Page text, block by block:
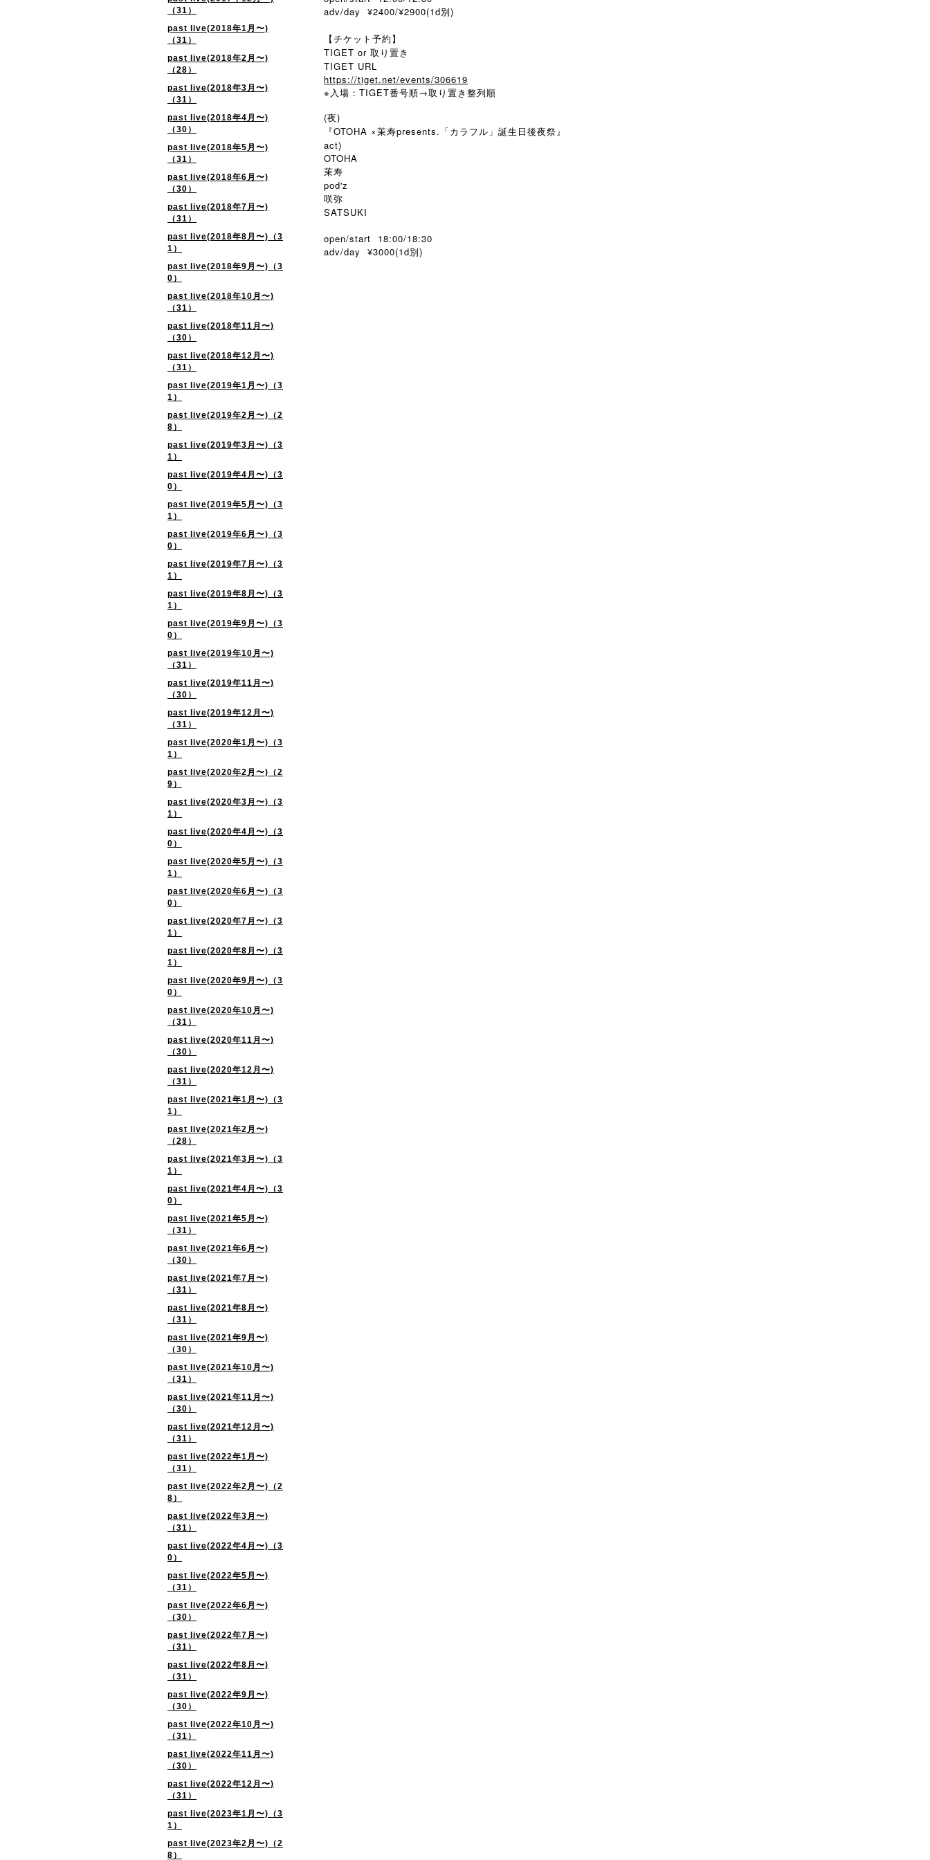
（31）
past live(2018年1月〜)
（31）
past live(2018年2月〜)
（28）
past live(2018年3月〜)
（31）
past live(2018年4月〜)
（30）
past live(2018年5月〜)
（31）
past live(2018年6月〜)
（30）
past live(2018年7月〜)
（31）
past live(2018年8月〜)（3
1）
past live(2018年9月〜)（3
0）
past live(2018年10月〜)
（31）
past live(2018年11月〜)
（30）
past live(2018年12月〜)
（31）
past live(2019年1月〜)（3
1）
past live(2019年2月〜)（2
8）
past live(2019年3月〜)（3
1）
past live(2019年4月〜)（3
0）
past live(2019年5月〜)（3
1）
past live(2019年6月〜)（3
0）
past live(2019年7月〜)（3
1）
past live(2019年8月〜)（3
1）
past live(2019年9月〜)（3
0）
past live(2019年10月〜)
（31）
past live(2019年11月〜)
（30）
past live(2019年12月〜)
（31）
past live(2020年1月〜)（3
1）
past live(2020年2月〜)（2
9）
past live(2020年3月〜)（3
1）
past live(2020年4月〜)（3
0）
past live(2020年5月〜)（3
1）
past live(2020年6月〜)（3
0）
past live(2020年7月〜)（3
1）
past live(2020年8月〜)（3
1）
past live(2020年9月〜)（3
0）
past live(2020年10月〜)
（31）
past live(2020年11月〜)
（30）
past live(2020年12月〜)
（31）
past live(2021年1月〜)（3
1）
past live(2021年2月〜)
（28）
past live(2021年3月〜)（3
1）
past live(2021年4月〜)（3
0）
past live(2021年5月〜)
（31）
past live(2021年6月〜)
（30）
past live(2021年7月〜)
（31）
past live(2021年8月〜)
（31）
past live(2021年9月〜)
（30）
past live(2021年10月〜)
（31）
past live(2021年11月〜)
（30）
past live(2021年12月〜)
（31）
past live(2022年1月〜)
（31）
past live(2022年2月〜)（2
8）
past live(2022年3月〜)
（31）
past live(2022年4月〜)（3
0）
past live(2022年5月〜)
（31）
past live(2022年6月〜)
（30）
past live(2022年7月〜)
（31）
past live(2022年8月〜)
（31）
past live(2022年9月〜)
（30）
past live(2022年10月〜)
（31）
past live(2022年11月〜)
（30）
past live(2022年12月〜)
（31）
past live(2023年1月〜)（3
1）
past live(2023年2月〜)（2
8）
adv/day ¥2400/¥2900(1d別)
【チケット予約】
TIGET or 取り置き
TIGET URL
https://tiget.net/events/306619
※ 入場： TIGET番号順→取り置き整列順
(夜)
『OTOHA ×茉寿presents.「カラフル」誕生日後夜祭』
act)
OTOHA
茉寿
pod'z
咲弥
SATSUKI
open/start 18:00/18:30
adv/day ¥3000(1d別 )